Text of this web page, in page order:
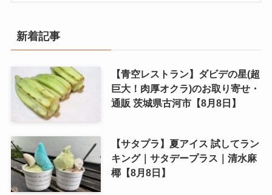
新着記事
【青空レストラン】ダビデの星(超
巨大！肉厚オクラ)のお取り寄せ・
通販 茨城県古河市【8月8日】
【サタプラ】夏アイス 試してラン
キング｜サタデープラス｜清水麻
椰【8月8日】